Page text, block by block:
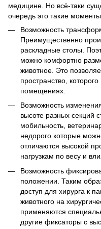
медицине. Но всё-таки
очередь это такие
Возможность
Преимущественно
раскладные столы.
можно комфортно
животное. Это
пространство,
помещениях.
Возможность
высоте разных секций
мобильность,
недорого которые
отличаются высокой
нагрузкам по весу и
Возможность
положении. Таким
доступ для хирурга к
животного на
применяются
другие фиксаторы с